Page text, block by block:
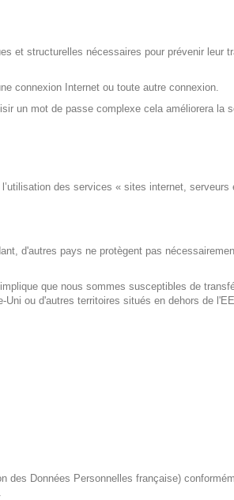
et structurelles nécessaires pour prévenir leur
connexion Internet ou toute autre connexion.
un mot de passe complexe cela améliorera la
des services « sites internet, serveurs
d'autres pays ne protègent pas
que nous sommes susceptibles de
ou d'autres territoires situés en dehors de
des Données Personnelles française)